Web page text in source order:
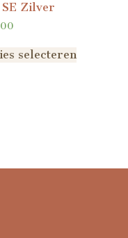
SE Zilver
selecteren